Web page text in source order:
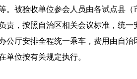
被验收单位参会人员由各试点县（
责，按照自治区相关会议标准，统
厅安排全程统一乘车，费用由自治
单位按有关规定执行。